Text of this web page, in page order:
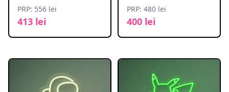
PRP: 556 lei
413 lei
PRP: 480 lei
400 lei